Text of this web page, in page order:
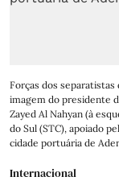
Forças dos separatistas
imagem do presidente
Zayed Al Nahyan (à
do Sul (STC), apoiado
cidade portuária de
Internacional